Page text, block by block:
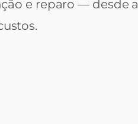
e reparo — desde a